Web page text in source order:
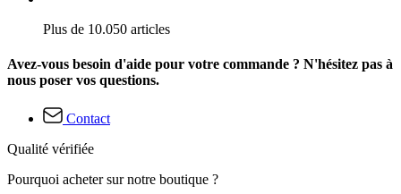
Plus de 10.050 articles
Avez-vous besoin d'aide pour votre commande ? N'hésitez pas à
nous poser vos questions.
Contact
Qualité vérifiée
Pourquoi acheter sur notre boutique ?